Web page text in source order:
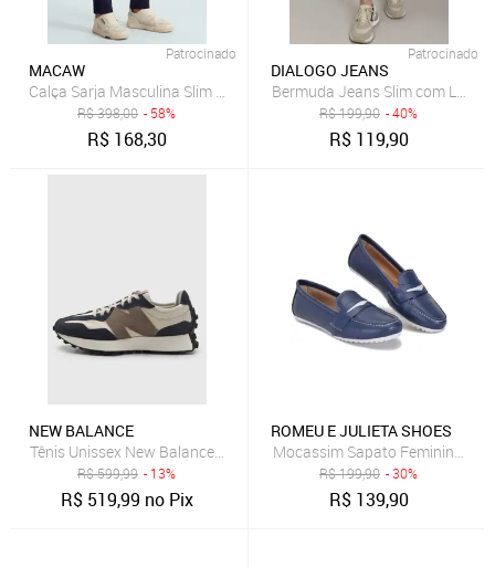
Patrocinado
MACAW
R$398,00 - 58%
R$ 168,30
Patrocinado
DIALOGO JEANS
Bermuda Jeans Slim com
R$199,90 - 40%
R$ 119,90
NEW BALANCE
Tênis Unissex New Balance 327v1 Azul Marinho
R$599,99 - 13%
R$ 519,99 no Pix
ROMEU E JULIETA SHOES
Mocassim Sapato Feminino
R$199,90 - 30%
R$ 139,90